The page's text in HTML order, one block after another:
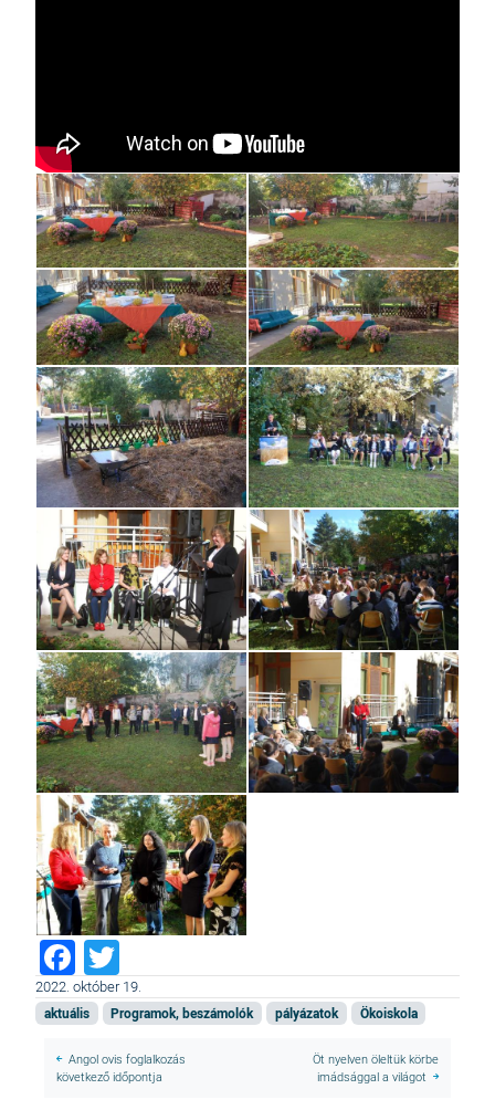
Facebook
2022. október 19.
aktuális Programok, beszámolók pályázatok Ökoiskola
Angol ovis foglalkozás
következő időpontja
Öt nyelven öleltük körbe
imádsággal a világot